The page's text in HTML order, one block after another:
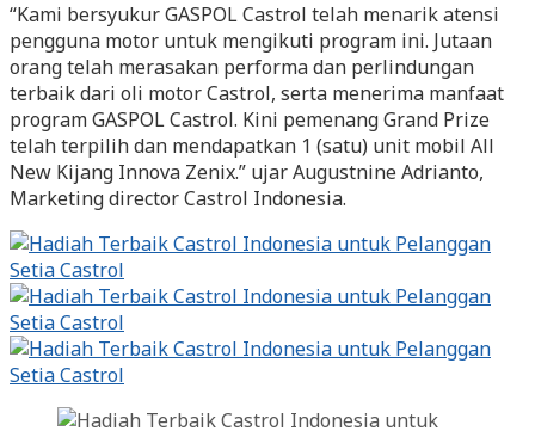
“Kami bersyukur GASPOL Castrol telah menarik atensi
pengguna motor untuk mengikuti program ini. Jutaan
orang telah merasakan performa dan perlindungan
terbaik dari oli motor Castrol, serta menerima manfaat
program GASPOL Castrol. Kini pemenang Grand Prize
telah terpilih dan mendapatkan 1 (satu) unit mobil All
New Kijang Innova Zenix.” ujar Augustnine Adrianto,
Marketing director Castrol Indonesia.